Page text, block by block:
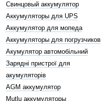
Свинцовый аккумулятор
Аккумуляторы для UPS
Аккумулятор для мопеда
Аккумуляторы для погрузчиков
Акумулятор автомобільний
Зарядні пристрої для
акумуляторів
AGM аккумулятор
Mutlu аккумуляторы